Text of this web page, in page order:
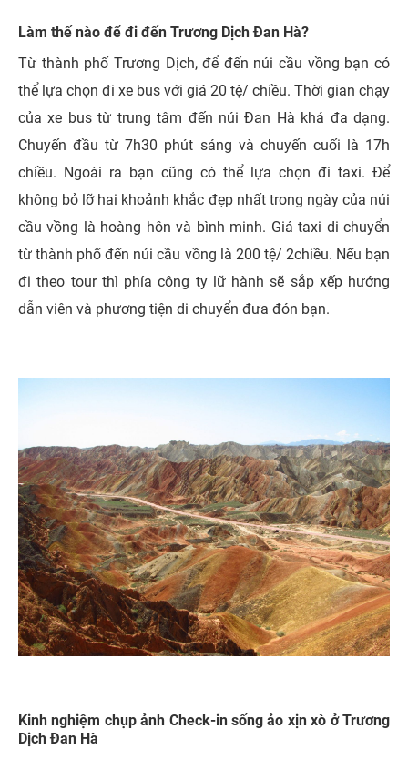
Làm thế nào để đi đến Trương Dịch Đan Hà?
Từ thành phố Trương Dịch, để đến núi cầu vồng bạn có
thể lựa chọn đi xe bus với giá 20 tệ/ chiều. Thời gian chạy
của xe bus từ trung tâm đến núi Đan Hà khá đa dạng.
Chuyến đầu từ 7h30 phút sáng và chuyến cuối là 17h
chiều. Ngoài ra bạn cũng có thể lựa chọn đi taxi. Để
không bỏ lỡ hai khoảnh khắc đẹp nhất trong ngày của núi
cầu vồng là hoàng hôn và bình minh. Giá taxi di chuyển
từ thành phố đến núi cầu vồng là 200 tệ/ 2chiều. Nếu bạn
đi theo tour thì phía công ty lữ hành sẽ sắp xếp hướng
dẫn viên và phương tiện di chuyển đưa đón bạn.
Kinh nghiệm chụp ảnh Check-in sống ảo xịn xò ở Trương
Dịch Đan Hà